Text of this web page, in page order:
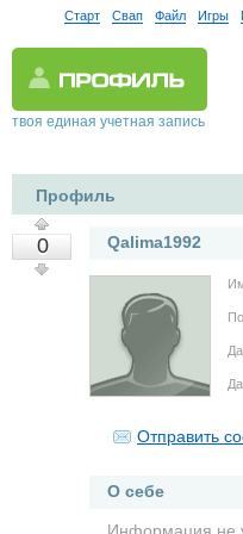
Старт Свап Файл Игры
твоя единая учетная запись
Профиль
0 Qalima1992
Отправить
О себе